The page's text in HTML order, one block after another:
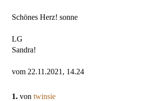
Schönes Herz! sonne
LG
Sandra!
vom 22.11.2021, 14.24
1. von twinsie